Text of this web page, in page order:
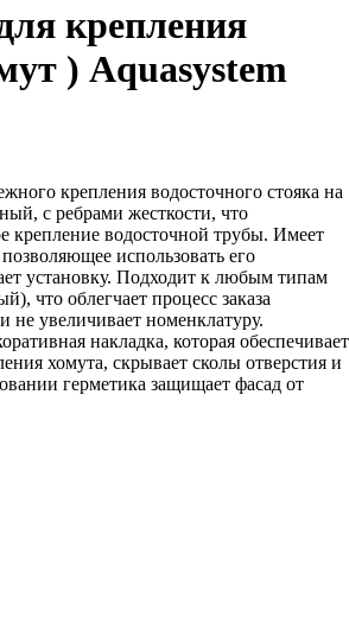
крепления
) Aquasystem
крепления водосточного стояка на
с ребрами жесткости, что
крепление водосточной трубы. Имеет
использовать его
установку. Подходит к любым типам
что облегчает процесс заказа
не увеличивает номенклатуру.
накладка, которая обеспечивает
хомута, скрывает сколы отверстия и
герметика защищает фасад от